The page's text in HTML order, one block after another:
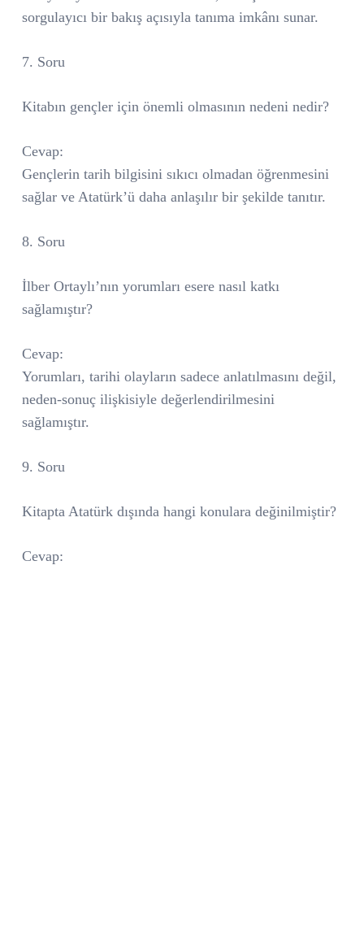
sorgulayıcı bir bakış açısıyla tanıma imkânı sunar.
7. Soru
Kitabın gençler için önemli olmasının nedeni nedir?
Cevap:
Gençlerin tarih bilgisini sıkıcı olmadan öğrenmesini
sağlar ve Atatürk’ü daha anlaşılır bir şekilde tanıtır.
8. Soru
İlber Ortaylı’nın yorumları esere nasıl katkı
sağlamıştır?
Cevap:
Yorumları, tarihi olayların sadece anlatılmasını değil,
neden-sonuç ilişkisiyle değerlendirilmesini
sağlamıştır.
9. Soru
Kitapta Atatürk dışında hangi konulara değinilmiştir?
Cevap: